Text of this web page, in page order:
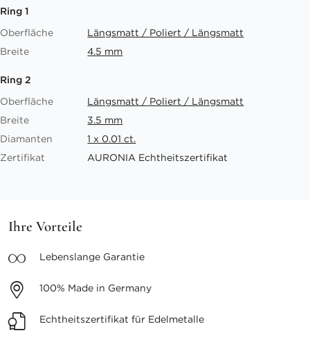
Ring 1
Oberfläche
Längsmatt / Poliert / Längsmatt
Breite
4.5 mm
Ring 2
Oberfläche
Längsmatt / Poliert / Längsmatt
Breite
3.5 mm
Diamanten
1 x 0.01 ct.
Zertifikat
AURONIA Echtheitszertifikat
Ihre Vorteile
Lebenslange Garantie
100% Made in Germany
Echtheitszertifikat für Edelmetalle